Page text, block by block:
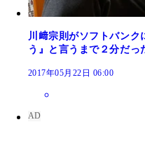
川﨑宗則がソフトバンク
う』と言うまで２分だっ
2017年05月22日 06:00